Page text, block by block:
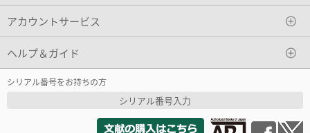
アカウントサービス
ヘルプ＆ガイド
シリアル番号をお持ちの方
シリアル番号入力